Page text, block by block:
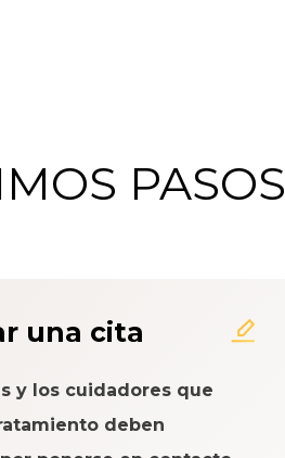
PASOS
una cita
y los cuidadores que
deben